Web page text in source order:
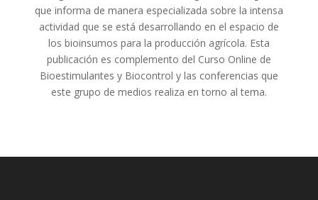
que informa de manera especializada sobre la intensa
actividad que se está desarrollando en el espacio de
los bioinsumos para la producción agrícola. Esta
publicación es complemento del Curso Online de
Bioestimulantes y Biocontrol y las conferencias que
este grupo de medios realiza en torno al tema.